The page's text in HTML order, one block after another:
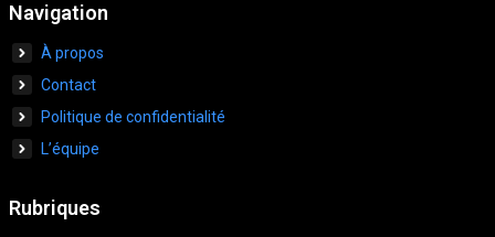
Navigation
À propos
Contact
Politique de confidentialité
L’équipe
Rubriques